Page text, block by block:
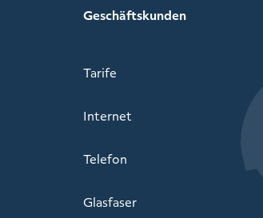
Geschäftskunden
Tarife
Internet
Telefon
Glasfaser